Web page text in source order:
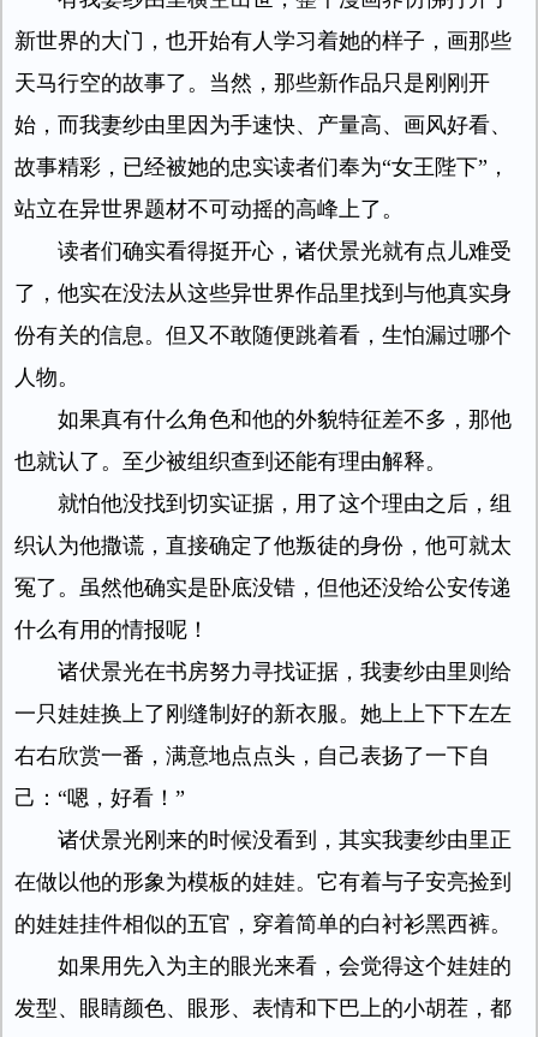
新世界的大门，也开始有人学习着她的样子，画那些
天马行空的故事了。当然，那些新作品只是刚刚开
始，而我妻纱由里因为手速快、产量高、画风好看、
故事精彩，已经被她的忠实读者们奉为“女王陛下”，
站立在异世界题材不可动摇的高峰上了。
读者们确实看得挺开心，诸伏景光就有点儿难受
了，他实在没法从这些异世界作品里找到与他真实身
份有关的信息。但又不敢随便跳着看，生怕漏过哪个
人物。
如果真有什么角色和他的外貌特征差不多，那他
也就认了。至少被组织查到还能有理由解释。
就怕他没找到切实证据，用了这个理由之后，组
织认为他撒谎，直接确定了他叛徒的身份，他可就太
冤了。虽然他确实是卧底没错，但他还没给公安传递
什么有用的情报呢！
诸伏景光在书房努力寻找证据，我妻纱由里则给
一只娃娃换上了刚缝制好的新衣服。她上上下下左左
右右欣赏一番，满意地点点头，自己表扬了一下自
己：“嗯，好看！”
诸伏景光刚来的时候没看到，其实我妻纱由里正
在做以他的形象为模板的娃娃。它有着与子安亮捡到
的娃娃挂件相似的五官，穿着简单的白衬衫黑西裤。
如果用先入为主的眼光来看，会觉得这个娃娃的
发型、眼睛颜色、眼形、表情和下巴上的小胡茬，都